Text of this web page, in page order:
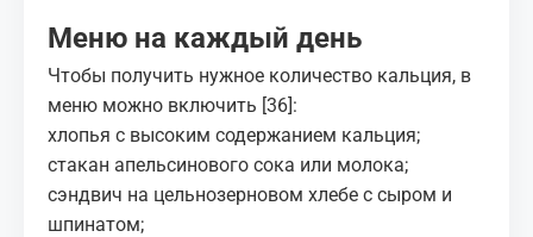
Меню на каждый день
Чтобы получить нужное количество кальция, в
меню можно включить [36]:
хлопья с высоким содержанием кальция;
стакан апельсинового сока или молока;
сэндвич на цельнозерновом хлебе с сыром и
шпинатом;